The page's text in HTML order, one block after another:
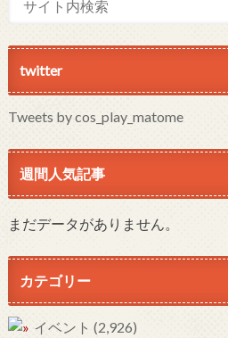
twitter
Tweets by cos_play_matome
週間人気記事
まだデータがありません。
カテゴリー
イベント (2,926)